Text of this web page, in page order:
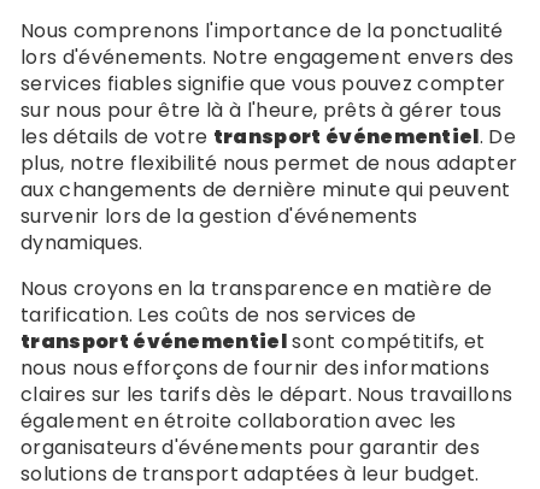
Nous comprenons l'importance de la ponctualité
lors d'événements. Notre engagement envers des
services fiables signifie que vous pouvez compter
sur nous pour être là à l'heure, prêts à gérer tous
les détails de votre transport événementiel. De
plus, notre flexibilité nous permet de nous adapter
aux changements de dernière minute qui peuvent
survenir lors de la gestion d'événements
dynamiques.
Nous croyons en la transparence en matière de
tarification. Les coûts de nos services de
transport événementielsont compétitifs, et
nous nous efforçons de fournir des informations
claires sur les tarifs dès le départ. Nous travaillons
également en étroite collaboration avec les
organisateurs d'événements pour garantir des
solutions de transport adaptées à leur budget.